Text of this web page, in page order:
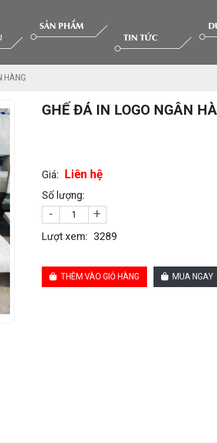
SẢN PHẨM
TIN TỨC
HÀNG
GHẾ ĐÁ IN LOGO NGÂN
Giá: Liên hệ
Số lượng:
- +
Lượt xem: 3289
THÊM VÀO GIỎ HÀNG MUA NGAY